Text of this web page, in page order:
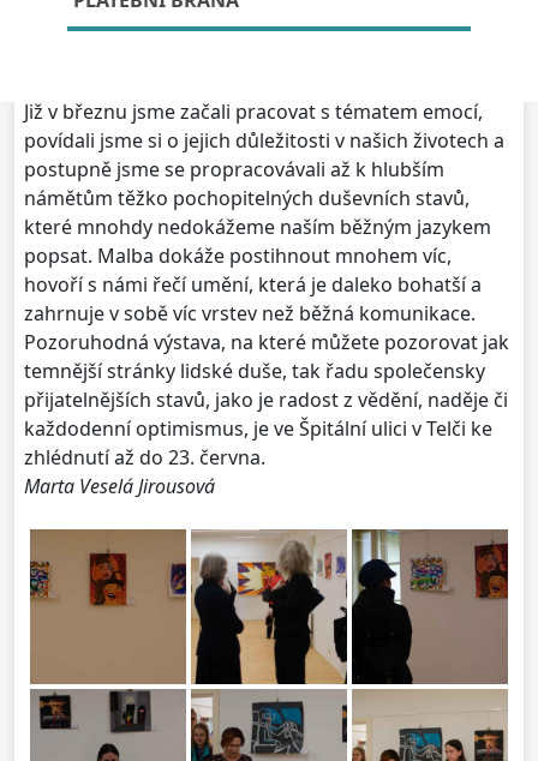
nabídlo Muzeum Vysočiny Jihlava, pobočka Telč a my
Již v březnu jsme začali pracovat s tématem emocí,
povídali jsme si o jejich důležitosti v našich životech a
postupně jsme se propracovávali až k hlubším
námětům těžko pochopitelných duševních stavů,
které mnohdy nedokážeme naším běžným jazykem
popsat. Malba dokáže postihnout mnohem víc,
hovoří s námi řečí umění, která je daleko bohatší a
zahrnuje v sobě víc vrstev než běžná komunikace.
Pozoruhodná výstava, na které můžete pozorovat jak
temnější stránky lidské duše, tak řadu společensky
přijatelnějších stavů, jako je radost z vědění, naděje či
každodenní optimismus, je ve Špitální ulici v Telči ke
zhlédnutí až do 23. června.
Marta Veselá Jirousová